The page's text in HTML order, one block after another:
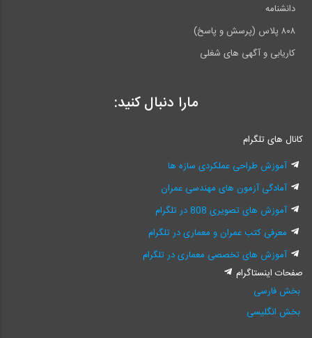
دانشنامه
۸۰۸ پلاس (پرسش و پاسخ)
کاریابی و آگهی های شغلی
مارا دنبال کنید:
کانال های تلگرام
آموزش طراحی عملکردی سازه ها
آمادگی آزمون های مهندسی عمران
آموزش های تصویری 808 در تلگرام
معرفی کتب عمران و معماری در تلگرام
آموزش های تخصصی معماری در تلگرام
صفحات اینستاگرام
بخش فارسی
بخش انگلیسی